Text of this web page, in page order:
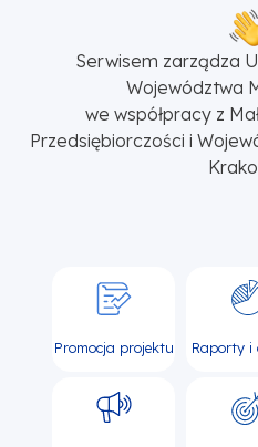
Serwisem zarządza
Województwa
we współpracy z
Przedsiębiorczości i
Promocja projektu Raporty i